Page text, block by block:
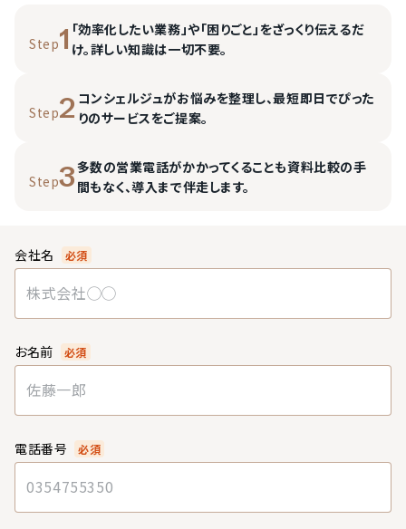
Step1 「効率化したい業務」や「困りごと」をざっくり伝えるだ
け。詳しい知識は一切不要。
Step2 コンシェルジュがお悩みを整理し、最短即日でぴった
りのサービスをご提案。
Step3多数の営業電話がかかってくることも資料比較の手
間もなく、導入まで伴走します。
会社名 必須
お名前 必須
電話番号 必須